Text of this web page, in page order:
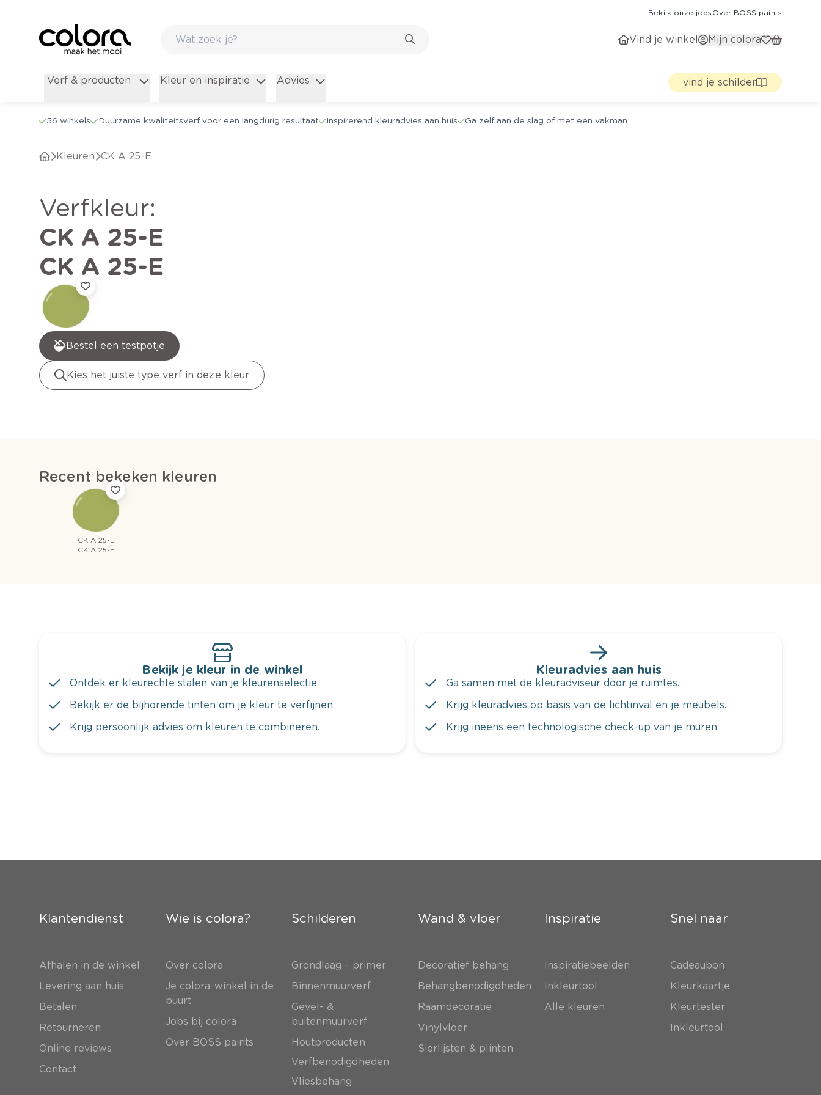
Bekijk onze jobs Over BOSS paints
Vind je winkel Mijn colora
Verf & producten Kleur en inspiratie Advies vind je schilder
56 winkels Duurzame kwaliteitsverf voor een langdurig resultaat Inspirerend kleuradvies aan huis Ga zelf aan de slag of met een vakman
Kleuren CK A 25-E
verfkleur:
CK A 25-E
CK A 25-E
Bestel een testpotje
Kies het juiste type verf in deze kleur
Recent bekeken kleuren
CK A 25-E
CK A 25-E
Bekijk je kleur in de winkel
Ontdek er kleurechte stalen van je kleurenselectie.
Bekijk er de bijhorende tinten om je kleur te verfijnen.
Krijg persoonlijk advies om kleuren te combineren.
Kleuradvies aan huis
Ga samen met de kleuradviseur door je ruimtes.
Krijg kleuradvies op basis van de lichtinval en je meubels.
Krijg ineens een technologische check-up van je muren.
Klantendienst
Afhalen in de winkel
Levering aan huis
Betalen
Retourneren
Online reviews
Contact
Wie is colora?
Over colora
Je colora-winkel in de
buurt
Jobs bij colora
Over BOSS paints
Schilderen
Grondlaag - primer
Binnenmuurverf
Gevel- &
buitenmuurverf
Houtproducten
Verfbenodigdheden
Vliesbehang
Wand & vloer
Decoratief behang
Behangbenodigdheden
Raamdecoratie
Vinylvloer
Sierlijsten & plinten
Inspiratie
Inspiratiebeelden
Inkleurtool
Alle kleuren
Snel naar
Cadeaubon
Kleurkaartje
Kleurtester
Inkleurtool